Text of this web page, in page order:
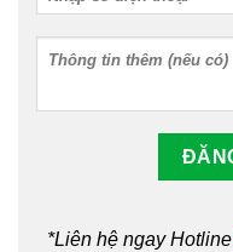
*Liên hệ ngay Hotline